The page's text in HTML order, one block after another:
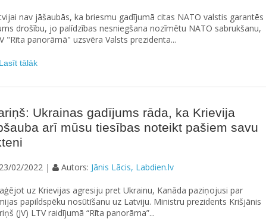
nav jāšaubās, ka briesmu gadījumā citas NATO valstis garantēs
drošību, jo palīdzības nesniegšana nozīmētu NATO sabrukšanu,
"Rīta panorāmā" uzsvēra Valsts prezidenta...
Lasīt tālāk
Ukrainas gadījums rāda, ka Krievija
arī mūsu tiesības noteikt pašiem savu
23/02/2022 | Autors: Jānis Lācis, Labdien.lv
uz Krievijas agresiju pret Ukrainu, Kanāda paziņojusi par
papildspēku nosūtīšanu uz Latviju. Ministru prezidents Krišjānis
(JV) LTV raidījumā “Rīta panorāma”...